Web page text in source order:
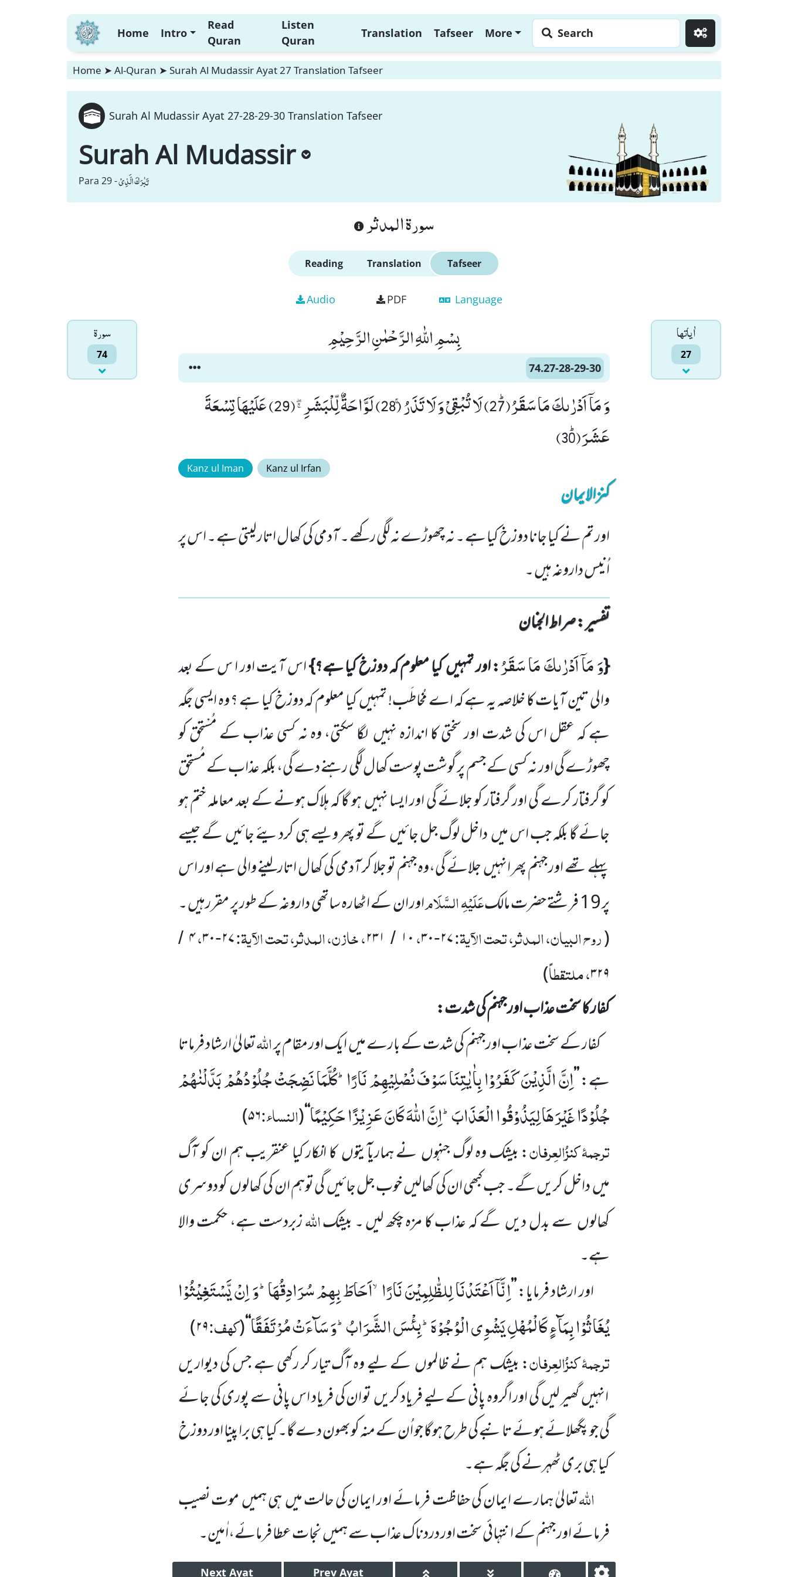
Home Intro
Read
Quran
Listen
Quran
Translation Tafseer More Search
Home ➤ Al-Quran ➤ Surah Al Mudassir Ayat 27 Translation Tafseer
Surah Al Mudassir Ayat 27-28-29-30 Translation Tafseer
Surah Al Mudassir
Para 29 -تَبٰرَكَ الَّذِیْ
سورة المدثر
Reading Translation Tafseer
Audio PDF Language
سورۃ
74
اٰياتها
27
بِسْمِ اللّٰهِ الرَّحْمٰنِ الرَّحِیْمِ
74.27-28-29-30
وَ مَاۤ اَدْرٰىكَ مَا سَقَرُﭤ(27) لَا تُبْقِیْ وَ لَا تَذَرُۚ (28) لَوَّاحَةٌ لِّلْبَشَرِﭕ(29) عَلَیْهَا تِسْعَةَ
عَشَرَﭤ(30)
Kanz ul Iman Kanz ul Irfan
کنزالایمان
اور تم نے کیا جانا دوزخ کیا ہے ۔ نہ چھوڑے نہ لگی رکھے ۔ آدمی کی کھال اتار لیتی ہے ۔ اس پر
اُنیس داروغہ ہیں ۔
تفسیر : ‎صراط الجنان
{وَ مَاۤ اَدْرٰىكَ مَا سَقَرُ: اور تمہیںکیا معلوم کہ دوزخ کیا ہے؟}اس آیت اور اس کے بعد
والی تین آیات کا خلاصہ یہ ہے کہ اے مُخاطَب! تمہیںکیا معلوم کہ دوزخ کیا ہے ؟ وہ ایسی جگہ
ہے کہ عقل اس کی شدت اور سختی کا اندازہ نہیںلگا سکتی، وہ نہ کسی عذاب کے مُسْتحق کو
چھوڑے گی اور نہ کسی کے جسم پر گوشت پوست کھال لگی رہنے دے گی، بلکہ عذاب کے مُستحق
کو گرفتار کرے گی اور گرفتار کو جلائے گی اور ایسا نہیںہو گا کہ ہلاک ہونے کے بعد معاملہ ختم ہو
جائے گا بلکہ جب اس میںداخل لوگ جل جائیںگے تو پھر ویسے ہی کردیئے جائیںگے جیسے
پہلے تھے اور جہنم پھر انہیںجلائے گی،وہ جہنم تو جلا کر آدمی کی کھال اتارلینے والی ہے اور اس
پر19فرشتے حضرت مالکعَلَیْہِ السَّلَاماور ان کے اٹھارہ ساتھی داروغہ کے طور پر مقررہیں ۔
(روح البیان، المدثر، تحت الآیۃ:۲۷-۳۰،۱۰ / ۲۳۱، خازن، المدثر، تحت الآیۃ:۲۷-۳۰،۴ /
۳۲۹، ملتقطاً)
کفار کا سخت عذاب اور جہنم کی شدت:
کفار کے سخت عذاب اورجہنم کی شدت کے بارے میں ایک اور مقام پراللّٰہتعالیٰ ارشاد فرماتا
ہے:’’اِنَّ الَّذِیْنَ كَفَرُوْا بِاٰیٰتِنَا سَوْفَ نُصْلِیْهِمْ نَارًاؕ-كُلَّمَا نَضِجَتْ جُلُوْدُهُمْ بَدَّلْنٰهُمْ
جُلُوْدًا غَیْرَهَا لِیَذُوْقُوا الْعَذَابَؕ-اِنَّ اللّٰهَ كَانَ عَزِیْزًا حَكِیْمًا‘‘
(النساء:۵۶)
ترجمۂکنزُالعِرفان: بیشک وہ لوگ جنہوںنے ہماریآیتوںکا انکار کیا عنقریب ہم ان کو آگ
میںداخل کریں گے۔ جب کبھی ان کی کھالیںخوب جل جائیںگی توہم ان کی کھالوںکو دوسری
کھالوںسے بدل دیںگے کہ عذاب کا مزہ چکھ لیں ۔ بیشکاللّٰہزبردست ہے، حکمت والا
ہے۔
اور ارشاد فرمایا:’’اِنَّاۤ اَعْتَدْنَا لِلظّٰلِمِیْنَ نَارًاۙ-اَحَاطَ بِهِمْ سُرَادِقُهَاؕ-وَ اِنْ یَّسْتَغِیْثُوْا
یُغَاثُوْا بِمَآءٍ كَالْمُهْلِ یَشْوِی الْوُجُوْهَؕ-بِئْسَ الشَّرَابُؕ-وَ سَآءَتْ مُرْتَفَقًا‘‘
(کہف:۲۹)
ترجمۂ کنزُالعِرفان: بیشک ہم نے ظالموںکے لیے وہآگ تیار کر رکھی ہے جس کی دیواریں
انہیںگھیر لیںگی اور اگروہ پانی کے لیے فریاد کریںتو ان کی فریاد اس پانی سے پوری کی جائے
گی جو پگھلائے ہوئے تانبے کی طرح ہوگا جواُن کے منہ کوبھون دے گا۔ کیا ہی برا پینا اور دوزخ
کیاہی بری ٹھہرنے کی جگہ ہے۔
اللّٰہتعالیٰ ہمارے ایمان کی حفاظت فرمائے اور ایمان کی حالت میںہی ہمیںموت نصیب
فرمائے اور جہنم کے انتہائی سخت اور دردناک عذاب سے ہمیںنجات عطا فرمائے،اٰمین۔
Next Ayat Prev Ayat